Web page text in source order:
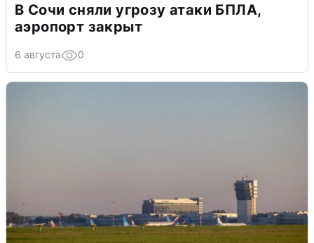
В Сочи сняли угрозу атаки БПЛА,
аэропорт закрыт
6 августа 0